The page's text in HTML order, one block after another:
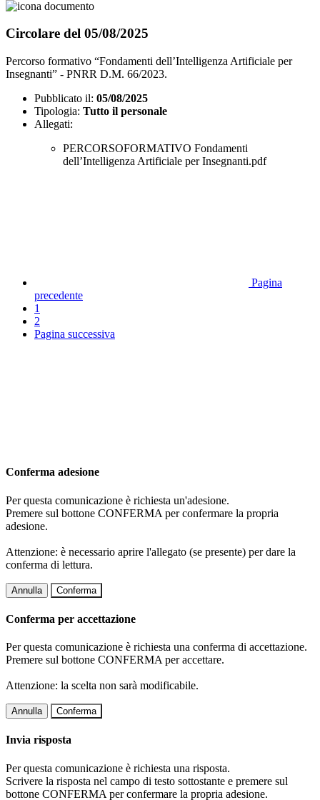
Circolare del 05/08/2025
Percorso formativo “Fondamenti dell’Intelligenza Artificiale per
Insegnanti” - PNRR D.M. 66/2023.
Pubblicato il: 05/08/2025
Tipologia: Tutto il personale
Allegati:
PERCORSOFORMATIVO Fondamenti
dell’Intelligenza Artificiale per Insegnanti.pdf
Pagina
precedente
1
2
Pagina successiva
Conferma adesione
Per questa comunicazione è richiesta un'adesione.
Premere sul bottone CONFERMA per confermare la propria
adesione.
Attenzione: è necessario aprire l'allegato (se presente) per dare la
conferma di lettura.
Annulla Conferma
Conferma per accettazione
Per questa comunicazione è richiesta una conferma di accettazione.
Premere sul bottone CONFERMA per accettare.
Attenzione: la scelta non sarà modificabile.
Annulla Conferma
Invia risposta
Per questa comunicazione è richiesta una risposta.
Scrivere la risposta nel campo di testo sottostante e premere sul
bottone CONFERMA per confermare la propria adesione.